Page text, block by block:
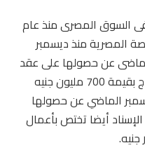
السوق المصرى منذ عام
المصرية منذ ديسمبر
الشركة فى 2 يناير الماضى عن حصولها على عقد
أعمال إنشائية جديدة بمدينة سوهاج بقيمة 700 مليون جنيه
وأفصحت الشركة في 20 ديسمبر الماضي عن حصولها
أيضا تختص بأعمال